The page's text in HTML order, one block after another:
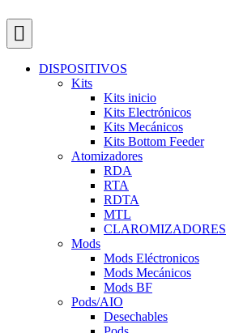
DISPOSITIVOS
Kits
Kits inicio
Kits Electrónicos
Kits Mecánicos
Kits Bottom Feeder
Atomizadores
RDA
RTA
RDTA
MTL
CLAROMIZADORES
Mods
Mods Eléctronicos
Mods Mecánicos
Mods BF
Pods/AIO
Desechables